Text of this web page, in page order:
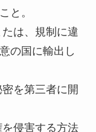
と。
は、規制に違
の国に輸出し
を第三者に開
侵害する方法